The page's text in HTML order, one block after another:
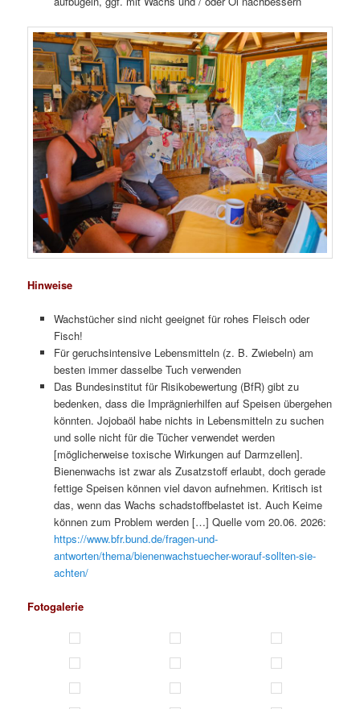
Hinweise
Wachstücher sind nicht geeignet für rohes Fleisch oder
Fisch!
Für geruchsintensive Lebensmitteln (z. B. Zwiebeln) am
besten immer dasselbe Tuch verwenden
Das Bundes­institut für Risiko­bewertung (BfR) gibt zu
bedenken, dass die Imprägnier­hilfen auf Speisen übergehen
könnten. Jojobaöl habe nichts in Lebens­mitteln zu suchen
und solle nicht für die Tücher verwendet werden
[möglicherweise toxische Wirkungen auf Darmzellen].
Bienenwachs ist zwar als Zusatz­stoff erlaubt, doch gerade
fettige Speisen können viel davon aufnehmen. Kritisch ist
das, wenn das Wachs schad­stoff­belastet ist. Auch Keime
können zum Problem werden […] Quelle vom 20.06. 2026:
https://www.bfr.bund.de/fragen-und-
antworten/thema/bienenwachstuecher-worauf-sollten-sie-
achten/
Fotogalerie